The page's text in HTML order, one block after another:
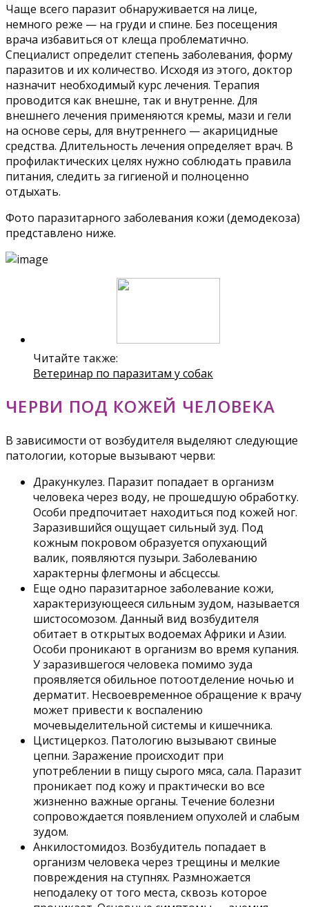
Чаще всего паразит обнаруживается на лице,
немного реже — на груди и спине. Без посещения
врача избавиться от клеща проблематично.
Специалист определит степень заболевания, форму
паразитов и их количество. Исходя из этого, доктор
назначит необходимый курс лечения. Терапия
проводится как внешне, так и внутренне. Для
внешнего лечения применяются кремы, мази и гели
на основе серы, для внутреннего — акарицидные
средства. Длительность лечения определяет врач. В
профилактических целях нужно соблюдать правила
питания, следить за гигиеной и полноценно
отдыхать.
Фото паразитарного заболевания кожи (демодекоза)
представлено ниже.
Читайте также:
Ветеринар по паразитам у собак
ЧЕРВИ ПОД КОЖЕЙ ЧЕЛОВЕКА
В зависимости от возбудителя выделяют следующие
патологии, которые вызывают черви:
Дракункулез. Паразит попадает в организм
человека через воду, не прошедшую обработку.
Особи предпочитает находиться под кожей ног.
Заразившийся ощущает сильный зуд. Под
кожным покровом образуется опухающий
валик, появляются пузыри. Заболеванию
характерны флегмоны и абсцессы.
Еще одно паразитарное заболевание кожи,
характеризующееся сильным зудом, называется
шистосомозом. Данный вид возбудителя
обитает в открытых водоемах Африки и Азии.
Особи проникают в организм во время купания.
У заразившегося человека помимо зуда
проявляется обильное потоотделение ночью и
дерматит. Несвоевременное обращение к врачу
может привести к воспалению
мочевыделительной системы и кишечника.
Цистицеркоз. Патологию вызывают свиные
цепни. Заражение происходит при
употреблении в пищу сырого мяса, сала. Паразит
проникает под кожу и практически во все
жизненно важные органы. Течение болезни
сопровождается появлением опухолей и слабым
зудом.
Анкилостомидоз. Возбудитель попадает в
организм человека через трещины и мелкие
повреждения на ступнях. Размножается
неподалеку от того места, сквозь которое